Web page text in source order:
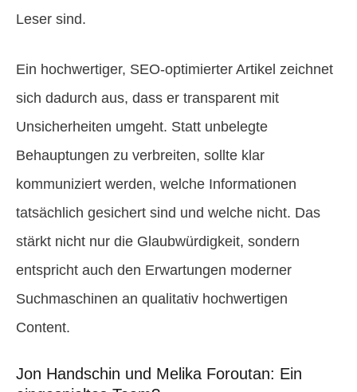
Leser sind.
Ein hochwertiger, SEO-optimierter Artikel zeichnet
sich dadurch aus, dass er transparent mit
Unsicherheiten umgeht. Statt unbelegte
Behauptungen zu verbreiten, sollte klar
kommuniziert werden, welche Informationen
tatsächlich gesichert sind und welche nicht. Das
stärkt nicht nur die Glaubwürdigkeit, sondern
entspricht auch den Erwartungen moderner
Suchmaschinen an qualitativ hochwertigen
Content.
Jon Handschin und Melika Foroutan: Ein